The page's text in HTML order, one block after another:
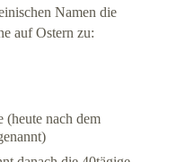
Namen die
auf Ostern zu:
(heute nach dem